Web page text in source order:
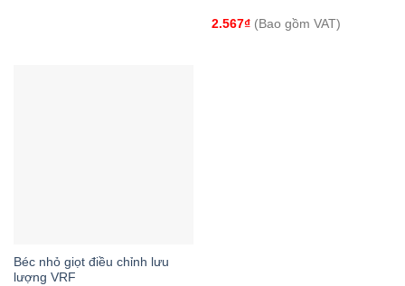
2.567₫(Bao gồm VAT)
Béc nhỏ giọt điều chỉnh lưu
lượng VRF